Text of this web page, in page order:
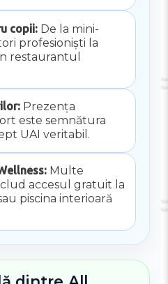
copii:De la mini-
profesioniști la
restaurantul
Prezența
este semnătura
UAI veritabil.
Multe
accesul gratuit la
piscina interioară